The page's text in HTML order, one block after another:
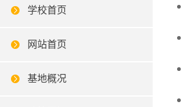
学校首页
网站首页
基地概况